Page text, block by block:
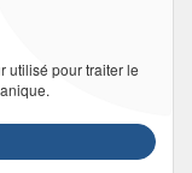
utilisé pour traiter le